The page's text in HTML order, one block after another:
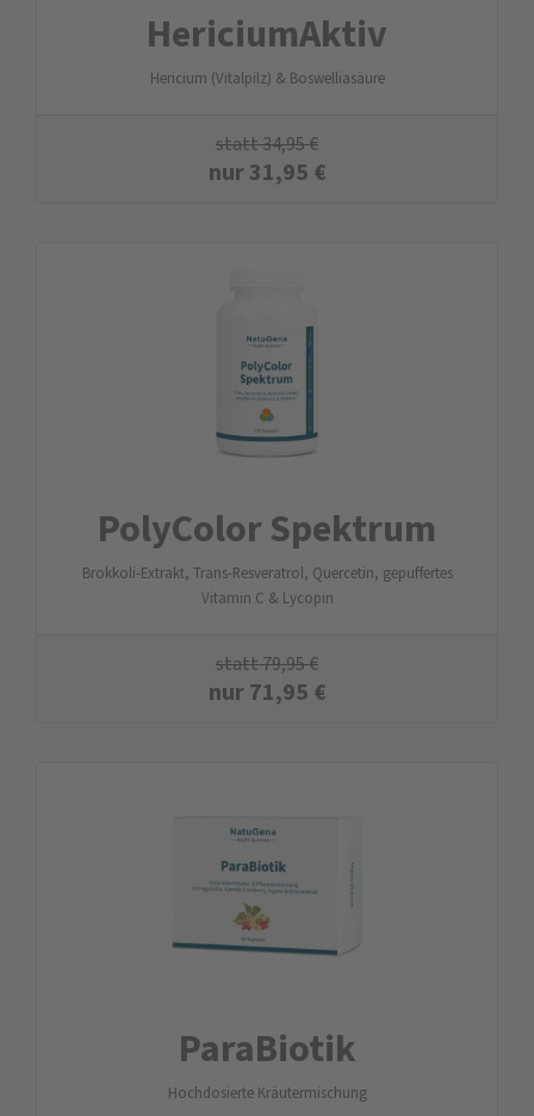
HericiumAktiv
Hericium (Vitalpilz) & Boswelliasäure
statt34,95€
nur31,95 €
PolyColor Spektrum
Brokkoli-Extrakt, Trans-Resveratrol, Quercetin, gepuffertes
Vitamin C & Lycopin
statt79,95€
nur71,95 €
ParaBiotik
Hochdosierte Kräutermischung